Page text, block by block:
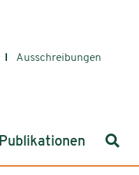
Ausschreibungen
Publikationen